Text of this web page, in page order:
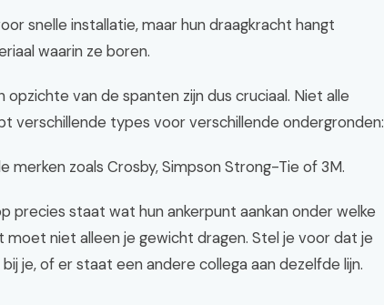
snelle installatie, maar hun draagkracht hangt
waarin ze boren.
van de spanten zijn dus cruciaal. Niet alle
verschillende types voor verschillende ondergronden:
merken zoals Crosby, Simpson Strong-Tie of 3M.
precies staat wat hun ankerpunt aankan onder welke
moet niet alleen je gewicht dragen. Stel je voor dat je
je, of er staat een andere collega aan dezelfde lijn.